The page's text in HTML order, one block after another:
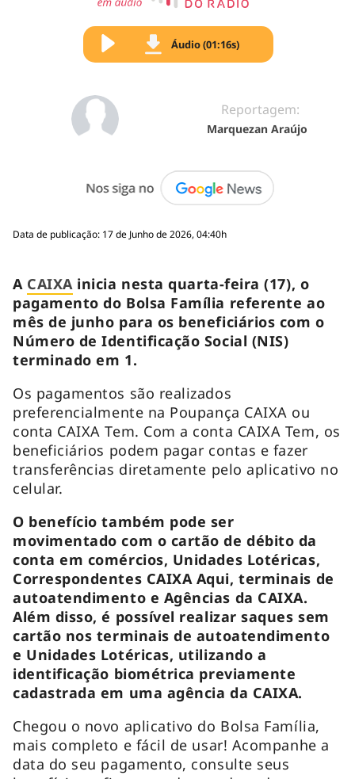
Áudio (01:16s)
Reportagem:
Marquezan Araújo
Data de publicação: 17 de Junho de 2026, 04:40h
A CAIXA inicia nesta quarta-feira (17), o
pagamento do Bolsa Família referente ao
mês de junho para os beneficiários com o
Número de Identificação Social (NIS)
terminado em 1.
Os pagamentos são realizados
preferencialmente na Poupança CAIXA ou
conta CAIXA Tem. Com a conta CAIXA Tem, os
beneficiários podem pagar contas e fazer
transferências diretamente pelo aplicativo no
celular.
O benefício também pode ser
movimentado com o cartão de débito da
conta em comércios, Unidades Lotéricas,
Correspondentes CAIXA Aqui, terminais de
autoatendimento e Agências da CAIXA.
Além disso, é possível realizar saques sem
cartão nos terminais de autoatendimento
e Unidades Lotéricas, utilizando a
identificação biométrica previamente
cadastrada em uma agência da CAIXA.
Chegou o novo aplicativo do Bolsa Família,
mais completo e fácil de usar! Acompanhe a
data do seu pagamento, consulte seus